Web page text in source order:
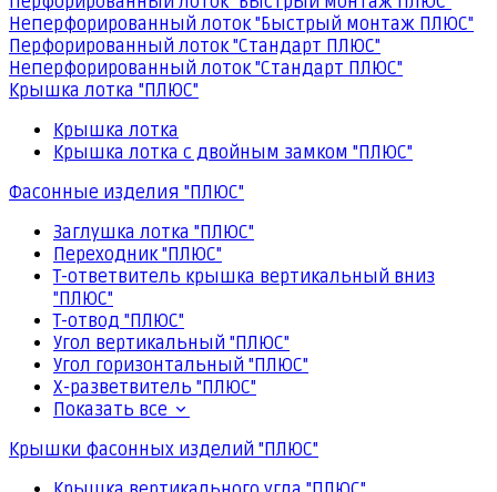
Неперфорированный лоток "Быстрый монтаж ПЛЮС"
Перфорированный лоток "Стандарт ПЛЮС"
Неперфорированный лоток "Стандарт ПЛЮС"
Крышка лотка "ПЛЮС"
Крышка лотка
Крышка лотка с двойным замком "ПЛЮС"
Фасонные изделия "ПЛЮС"
Заглушка лотка "ПЛЮС"
Переходник "ПЛЮС"
Т-ответвитель крышка вертикальный вниз
"ПЛЮС"
Т-отвод "ПЛЮС"
Угол вертикальный "ПЛЮС"
Угол горизонтальный "ПЛЮС"
Х-разветвитель "ПЛЮС"
Показать все
Крышки фасонных изделий "ПЛЮС"